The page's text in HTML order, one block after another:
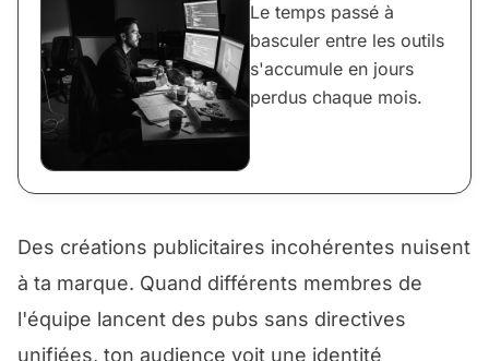
Le temps passé à
basculer entre les outils
s'accumule en jours
perdus chaque mois.
Des créations publicitaires incohérentes nuisent
à ta marque. Quand différents membres de
l'équipe lancent des pubs sans directives
unifiées, ton audience voit une identité